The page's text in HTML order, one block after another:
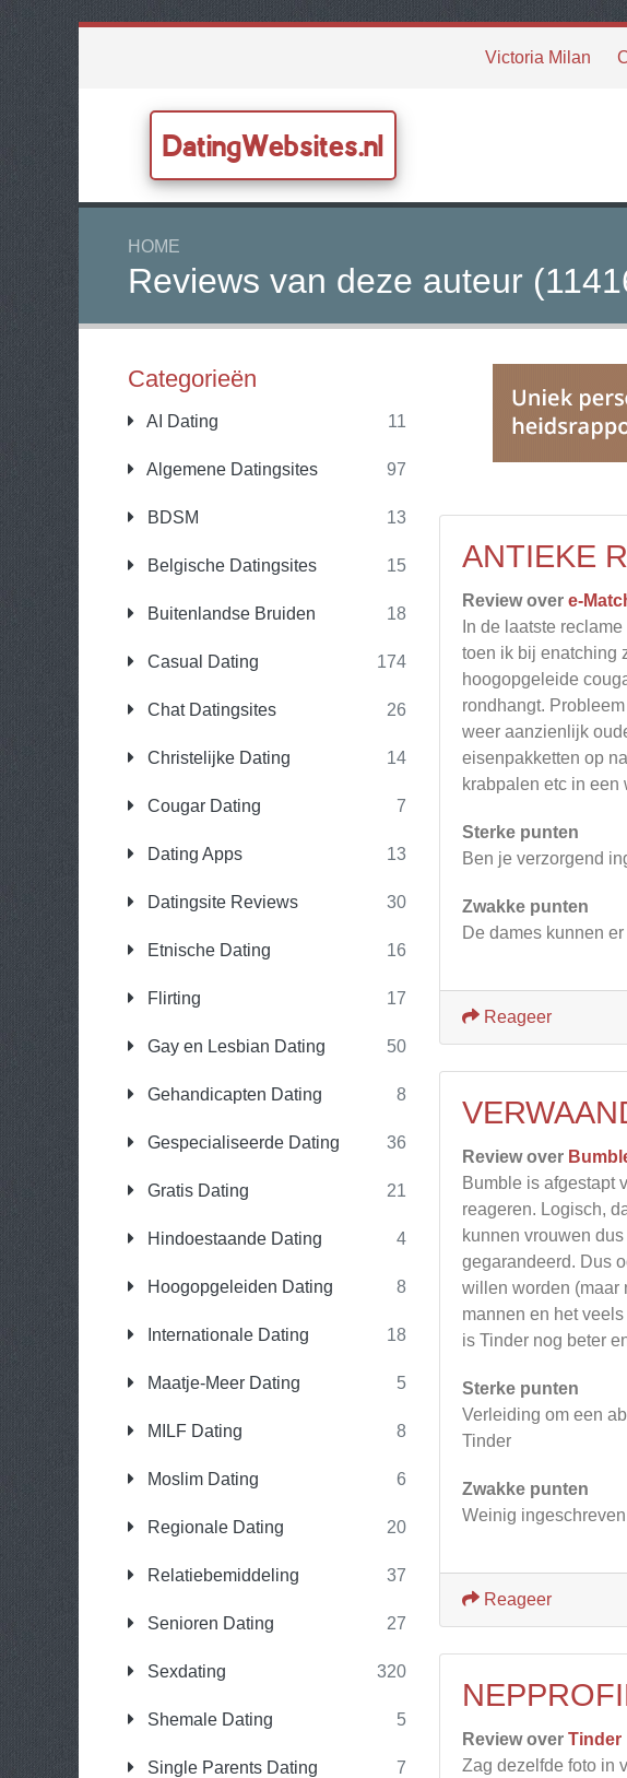
Victoria Milan
DatingWebsites.nl
HOME
Reviews van deze auteur
Categorieën
AI Dating 11
Algemene Datingsites 97
BDSM 13
Belgische Datingsites 15
Buitenlandse Bruiden 18
Casual Dating 174
Chat Datingsites 26
Christelijke Dating 14
Cougar Dating 7
Dating Apps 13
Datingsite Reviews 30
Etnische Dating 16
Flirting 17
Gay en Lesbian Dating 50
Gehandicapten Dating 8
Gespecialiseerde Dating 36
Gratis Dating 21
Hindoestaande Dating 4
Hoogopgeleiden Dating 8
Internationale Dating 18
Maatje-Meer Dating 5
MILF Dating 8
Moslim Dating 6
Regionale Dating 20
Relatiebemiddeling 37
Senioren Dating 27
Sexdating 320
Shemale Dating 5
Single Parents Dating 7
ANTIEKE
Review over e-
In de laatste
toen ik bij enatching
hoogopgeleide
rondhangt.
weer aanzienlijk
eisenpakketten op
krabpalen etc in een
Sterke punten
Ben je verzorgend
Zwakke punten
De dames kunnen
Reageer
Review over
Bumble is afgestapt
reageren. Logisch,
kunnen vrouwen
gegarandeerd. Dus
willen worden (maar
mannen en het
is Tinder nog beter
Sterke punten
Verleiding om een
Tinder
Zwakke punten
Weinig
Reageer
Review over Tinder
Zag dezelfde foto in